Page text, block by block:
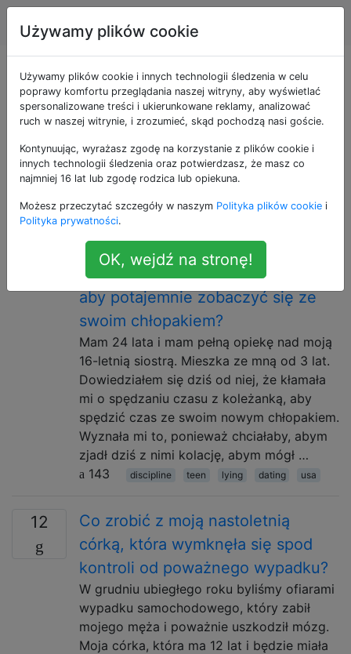
Rodzicielstwo
Pytania otagowane
jako discipline
Jak egzekwować ustawione reguły i konsekwencje ich
złamania. Użyj [zachowanie] w przypadku pytań o to,
15
Czy powinienem ukarać moją
nastoletnią siostrę, której mam
pełną opiekę, za okłamanie mnie,
aby potajemnie zobaczyć się ze
swoim chłopakiem?
Mam 24 lata i mam pełną opiekę nad moją
16-letnią siostrą. Mieszka ze mną od 3 lat.
Dowiedziałem się dziś od niej, że kłamała
mi o spędzaniu czasu z koleżanką, aby
spędzić czas ze swoim nowym chłopakiem.
Wyznała mi to, ponieważ chciałaby, abym
zjadł dziś z nimi kolację, abym mógł …
143
discipline teen lying dating usa
12
Co zrobić z moją nastoletnią
córką, która wymknęła się spod
kontroli od poważnego wypadku?
W grudniu ubiegłego roku byliśmy ofiarami
wypadku samochodowego, który zabił
mojego męża i poważnie uszkodził mózg.
Moja córka, która ma 12 lat i będzie miała
Używamy plików cookie
Używamy plików cookie i innych technologii śledzenia w celu
poprawy komfortu przeglądania naszej witryny, aby wyświetlać
spersonalizowane treści i ukierunkowane reklamy, analizować
ruch w naszej witrynie, i zrozumieć, skąd pochodzą nasi goście.
Kontynuując, wyrażasz zgodę na korzystanie z plików cookie i
innych technologii śledzenia oraz potwierdzasz, że masz co
najmniej 16 lat lub zgodę rodzica lub opiekuna.
Możesz przeczytać szczegóły w naszym Polityka plików cookie i
Polityka prywatności.
OK, wejdź na stronę!